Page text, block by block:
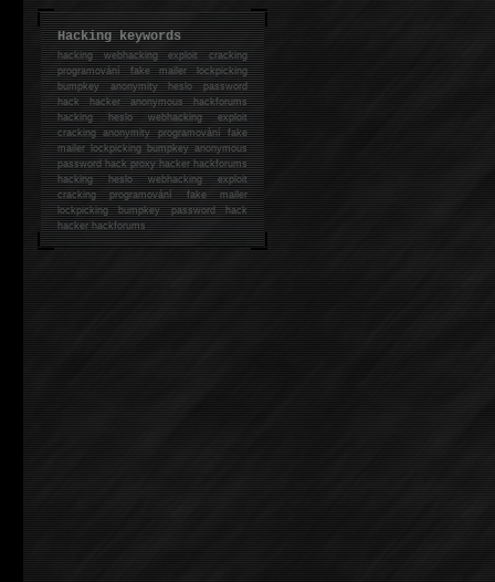
Hacking keywords
hackingwebhacking exploit cracking
programování fake mailer lockpicking
bumpkey anonymity heslo password
hackhacker anonymous hackforums
hackingheslo webhacking exploit
cracking anonymity programování fake
mailer lockpicking bumpkey anonymous
password hack proxy hacker hackforums
hacking heslo webhacking exploit
cracking programování fake mailer
lockpicking bumpkey password hack
hackerhackforums